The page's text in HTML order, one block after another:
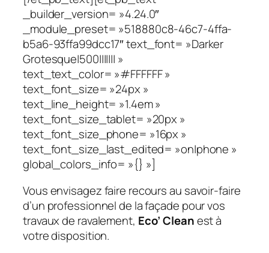
_builder_version= »4.24.0″
_module_preset= »518880c8-46c7-4ffa-
b5a6-93ffa99dcc17″ text_font= »Darker
Grotesque|500||||||| »
text_text_color= »#FFFFFF »
text_font_size= »24px »
text_line_height= »1.4em »
text_font_size_tablet= »20px »
text_font_size_phone= »16px »
text_font_size_last_edited= »on|phone »
global_colors_info= »{} »]
Vous envisagez faire recours au savoir-faire
d’un professionnel de la façade pour vos
travaux de ravalement, Eco’ Cleanest à
votre disposition.